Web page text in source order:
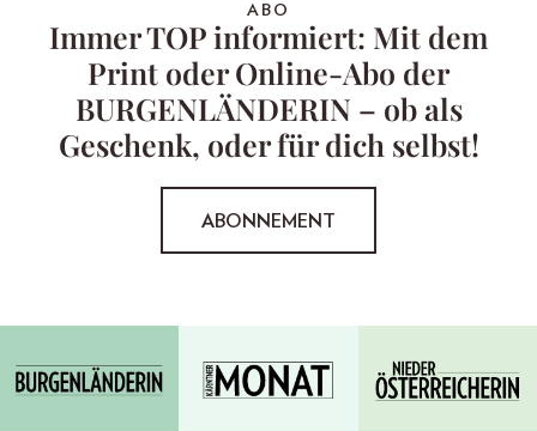
ABO
Immer TOP informiert: Mit dem
Print oder Online-Abo der
BURGENLÄNDERIN – ob als
Geschenk, oder für dich selbst!
ABONNEMENT